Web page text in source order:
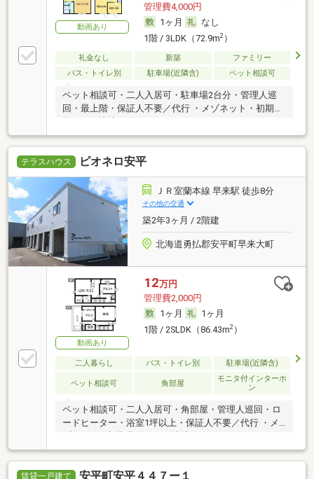
動画あり
管理費4,000円
1ヶ月
なし
1階 / 3LDK（72.9m2）
礼金なし 新築
ファミリー
バス・トイレ別
駐車場(近隣含) ペット相談可
ペット相談可・二人入居可・駐車場2台分・管理人巡
回・最上階・保証人不要／代行 ・メゾネット・初期費
テラスハウス ピオネロ安平
ＪＲ室蘭本線 早来駅 徒歩8分
その他の交通
築2年3ヶ月 / 2階建
北海道勇払郡安平町早来大町
動画あり
12万円
管理費2,000円
1ヶ月
1ヶ月
1階 / 2SLDK（86.43m2）
二人暮らし バス・トイレ別 駐車場(近隣含)
ペット相談可 角部屋
モニタ付インターホ
ン
ペット相談可・二人入居可・角部屋・管理人巡回・ロ
ードヒーター・浴室1坪以上・保証人不要／代行 ・メ
賃貸一戸建て 安平町安平４４７ー１